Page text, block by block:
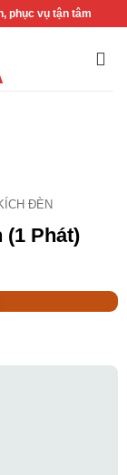
phục vụ tận tâm
ĐÈN
(1 Phát)